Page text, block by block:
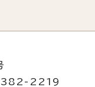
382-2219